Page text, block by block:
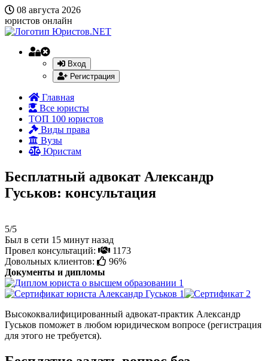
08 августа 2026
юристов онлайн
Вход
Регистрация
Главная
Все юристы
ТОП 100 юристов
Виды права
Вузы
Юристам
Бесплатный адвокат Александр
Гуськов: консультация
5/5
Был в сети 15 минут назад
Провел консультаций:
1173
Довольных клиентов:
96%
Документы и дипломы
Высококвалифицированный адвокат-практик Александр
Гуськов поможет в любом юридическом вопросе (регистрация
для этого не требуется).